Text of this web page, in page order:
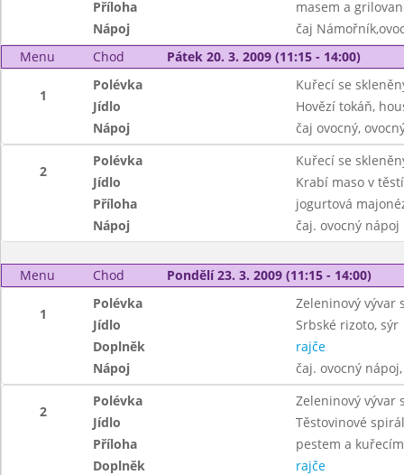
Příloha
masem a
Nápoj
čaj
Menu
Chod Pátek 20. 3. 2009 (11:15 - 14:00)
1
Polévka
Kuřecí se
Jídlo
Hovězí tokáň,
Nápoj
čaj ovocný,
2
Polévka
Kuřecí se
Jídlo
Krabí maso v
Příloha
jogurtová
Nápoj
čaj. ovocný nápoj
Menu Chod Pondělí 23. 3. 2009 (11:15 - 14:00)
1
Polévka
Zeleninový vývar
Jídlo
Srbské rizoto, sýr
Doplněk
rajče
Nápoj
čaj. ovocný
2
Polévka
Zeleninový vývar
Jídlo
Těstovinové
Příloha
pestem a
Doplněk
rajče